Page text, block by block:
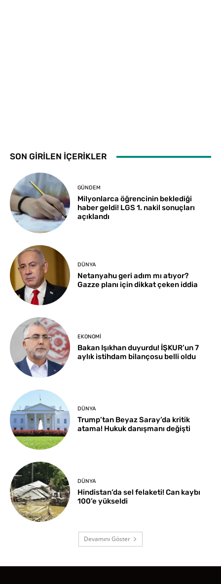
SON GİRİLEN İÇERİKLER
GÜNDEM
Milyonlarca öğrencinin beklediği
haber geldi! LGS 1. nakil sonuçları
açıklandı
DÜNYA
Netanyahu geri adım mı atıyor?
Gazze planı için dikkat çeken iddia
EKONOMI
Bakan Işıkhan duyurdu! İŞKUR’un 7
aylık istihdam bilançosu belli oldu
DÜNYA
Trump’tan Beyaz Saray’da kritik
atama! Hukuk danışmanı değişti
DÜNYA
Hindistan’da sel felaketi! Can kaybı
100’e yükseldi
Devamını Göster